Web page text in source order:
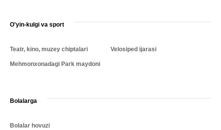
O'yin-kulgi va sport
Teatr, kino, muzey chiptalari
Mehmonxonadagi Park maydoni
Velosiped ijarasi
Bolalarga
Bolalar hovuzi